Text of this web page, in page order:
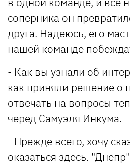
соперника он
друга. Надеюсь, его
нашей команде
- Как вы узнали об
как приняли решение о
отвечать на вопросы
черед Самуэля Инкума.
- Прежде всего, хочу
оказаться здесь.